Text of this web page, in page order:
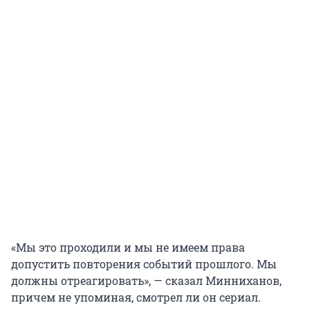
«Мы это проходили и мы не имеем права
допустить повторения событий прошлого. Мы
должны отреагировать», — сказал Минниханов,
причем не упоминая, смотрел ли он сериал.